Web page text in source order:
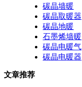
碳晶墙暖
碳晶取暖器
碳晶地暖
石墨烯墙暖
碳晶电暖气
碳晶电暖器
文章推荐